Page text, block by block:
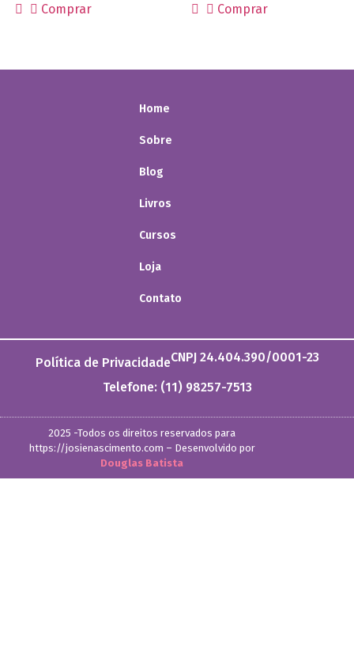
Comprar Comprar
Home
Sobre
Blog
Livros
Cursos
Loja
Contato
Política de PrivacidadeCNPJ 24.404.390/0001-23
Telefone: (11) 98257-7513
2025 -Todos os direitos reservados para
https://josienascimento.com – Desenvolvido por
Douglas Batista